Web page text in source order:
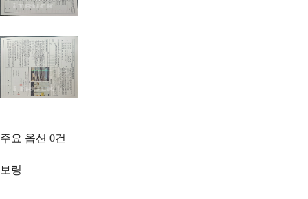
주요 옵션 0건
보링